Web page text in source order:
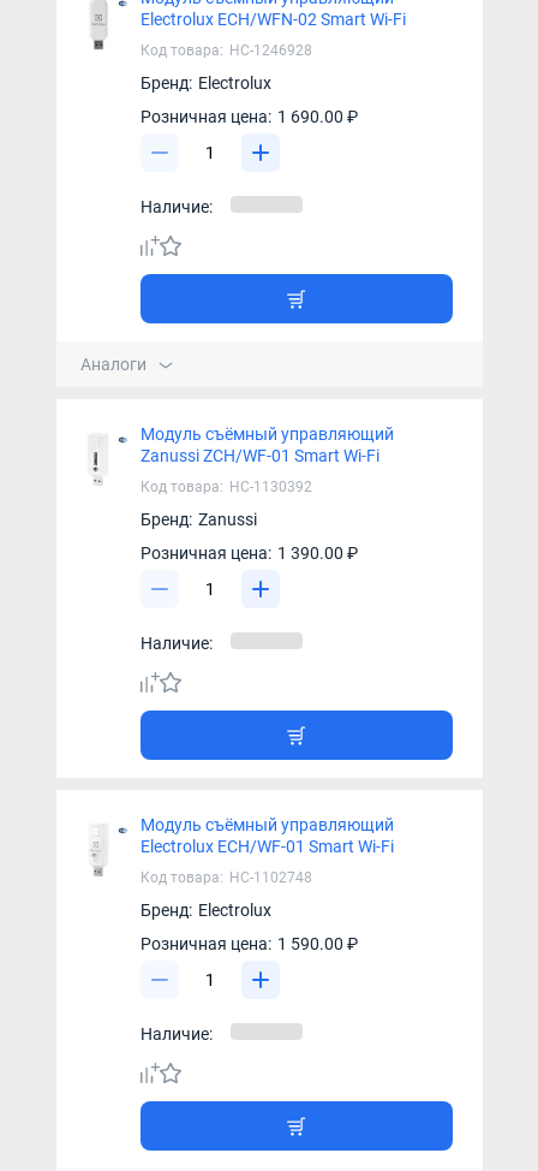
Electrolux ECH/WFN-02 Smart Wi-Fi
Код товара: НС-1246928
Бренд: Electrolux
Розничная цена: 1 690.00 ₽
Наличие:
Аналоги
Модуль съёмный управляющий
Zanussi ZCH/WF-01 Smart Wi-Fi
Код товара: НС-1130392
Бренд: Zanussi
Розничная цена: 1 390.00 ₽
Наличие:
Модуль съёмный управляющий
Electrolux ECH/WF-01 Smart Wi-Fi
Код товара: НС-1102748
Бренд: Electrolux
Розничная цена: 1 590.00 ₽
Наличие: